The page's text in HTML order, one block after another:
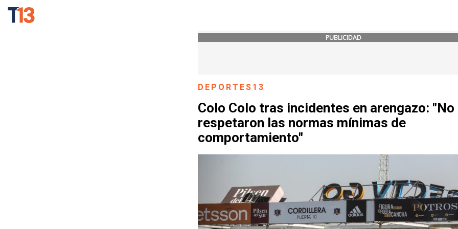
PUBLICIDAD
DEPORTES13
Colo Colo tras incidentes en arengazo: "No
respetaron las normas mínimas de
comportamiento"